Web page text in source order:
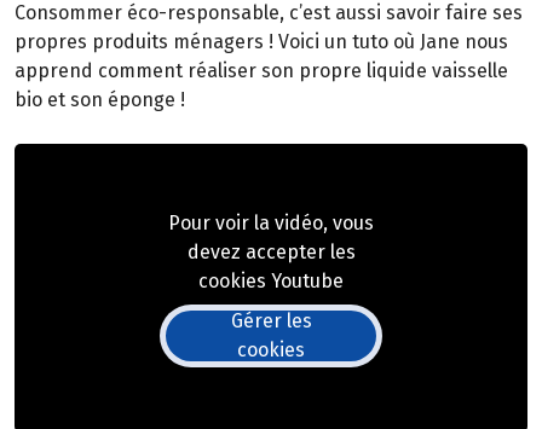
Consommer éco-responsable, c’est aussi savoir faire ses
propres produits ménagers ! Voici un tuto où Jane nous
apprend comment réaliser son propre liquide vaisselle
bio et son éponge !
Pour voir la vidéo, vous
devez accepter les
cookies Youtube
Gérer les
cookies